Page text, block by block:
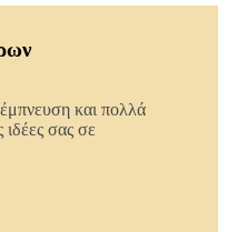
και πολλά
ιδέες σας σε